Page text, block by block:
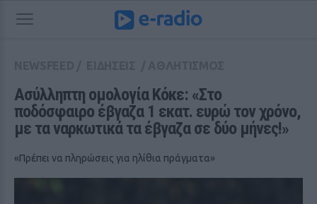
Ασύλληπτη ομολογία Κόκε: «Στο
ποδόσφαιρο έβγαζα 1 εκατ. ευρώ τον χρόνο,
με τα ναρκωτικά τα έβγαζα σε δύο μήνες!»
«Πρέπει να πληρώσεις για ηλίθια πράγματα»